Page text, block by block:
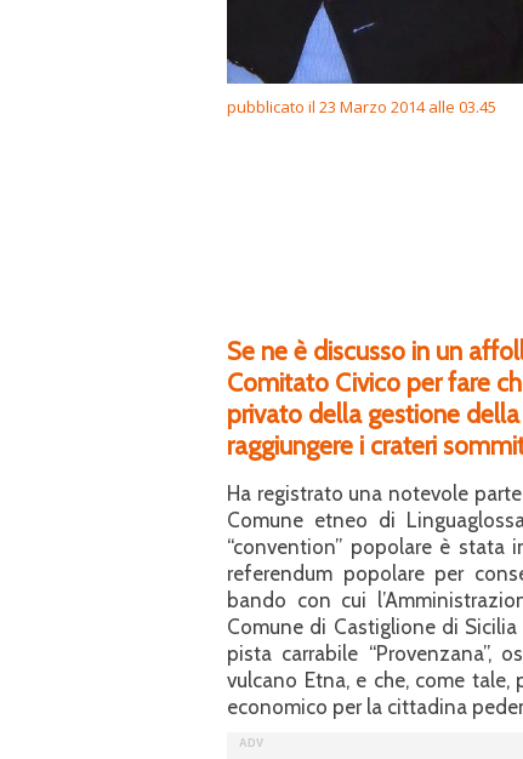
pubblicato il 23 Marzo 2014 alle 03.45
Se ne è discusso in un
Comitato Civico per fare
privato della gestione
raggiungere i crateri
Ha registrato una notevole
Comune etneo di
“convention” popolare è
referendum popolare per
bando con cui
Comune di Castiglione di
pista carrabile “Provenzana”,
vulcano Etna, e che, come
economico per la cittadina